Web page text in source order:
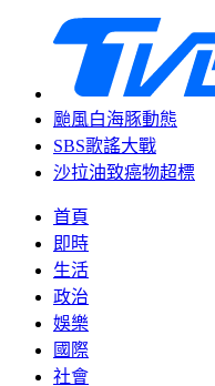
颱風白海豚動態
SBS歌謠大戰
沙拉油致癌物超標
首頁
即時
生活
政治
娛樂
國際
社會